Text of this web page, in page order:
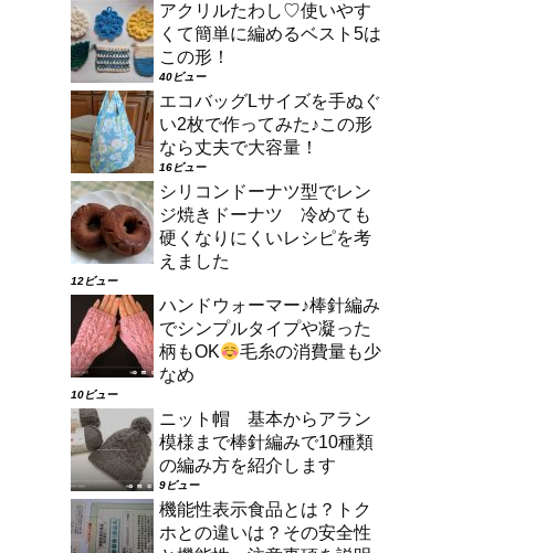
アクリルたわし♡使いやす
くて簡単に編めるベスト5は
この形！
40ビュー
エコバッグLサイズを手ぬぐ
い2枚で作ってみた♪この形
なら丈夫で大容量！
16ビュー
シリコンドーナツ型でレン
ジ焼きドーナツ 冷めても
硬くなりにくいレシピを考
えました
12ビュー
ハンドウォーマー♪棒針編み
でシンプルタイプや凝った
柄もOK
毛糸の消費量も少
なめ
10ビュー
ニット帽 基本からアラン
模様まで棒針編みで10種類
の編み方を紹介します
9ビュー
機能性表示食品とは？トク
ホとの違いは？その安全性